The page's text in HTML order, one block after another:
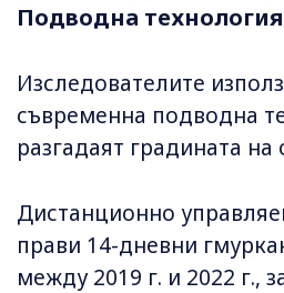
Подводна технология
Изследователите
съвременна подводна
разгадаят градината на
Дистанционно
прави 14-дневни
между 2019 г. и 2022 г.,